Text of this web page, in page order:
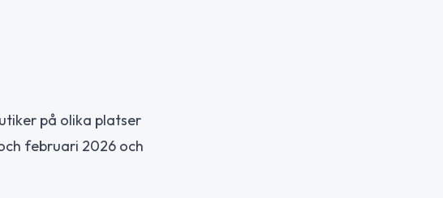
på olika platser
februari 2026 och